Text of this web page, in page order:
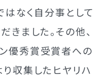
はなく自分事として
きました。その他、
優秀賞受賞者への
収集したヒヤリハ